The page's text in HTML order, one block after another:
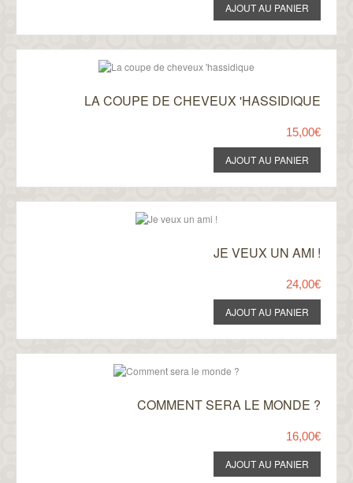
LA COUPE DE CHEVEUX 'HASSIDIQUE
15,00€
JE VEUX UN AMI !
24,00€
COMMENT SERA LE MONDE ?
16,00€